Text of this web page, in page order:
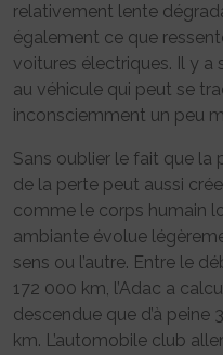
relativement lente
également ce que
voitures électriques. Il y a
au véhicule qui peut se
inconsciemment un peu
Sans oublier le fait que la
de la perte peut aussi
comme le corps humain
ambiante évolue
sens ou l’autre. Entre le
172 000 km, l’Adac a
descendue que d’à peine
km. L’automobile club